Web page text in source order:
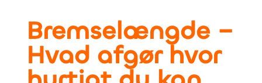
Bremselængde –
Hvad afgør hvor